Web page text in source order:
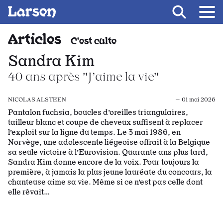
Fil d’ariane
Articles C'est culte
Sandra Kim
40 ans après "J’aime la vie"
NICOLAS ALSTEEN — 01 mai 2026
Pantalon fuchsia, boucles d’oreilles triangulaires,
tailleur blanc et coupe de cheveux suffisent à replacer
l’exploit sur la ligne du temps. Le 3 mai 1986, en
Norvège, une adolescente liégeoise offrait à la Belgique
sa seule victoire à l’Eurovision. Quarante ans plus tard,
Sandra Kim donne encore de la voix. Pour toujours la
première, à jamais la plus jeune lauréate du concours, la
chanteuse aime sa vie. Même si ce n’est pas celle dont
elle rêvait…